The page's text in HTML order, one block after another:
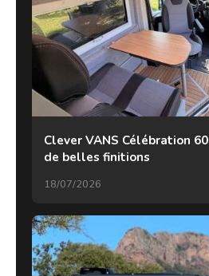
Clever VANS Célébration
de belles finitions
18/07/2026